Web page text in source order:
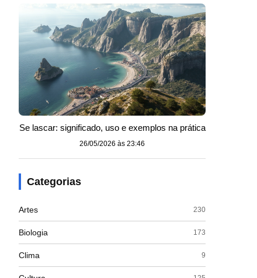
Se lascar: significado, uso e exemplos na prática
26/05/2026 às 23:46
Categorias
Artes 230
Biologia 173
Clima 9